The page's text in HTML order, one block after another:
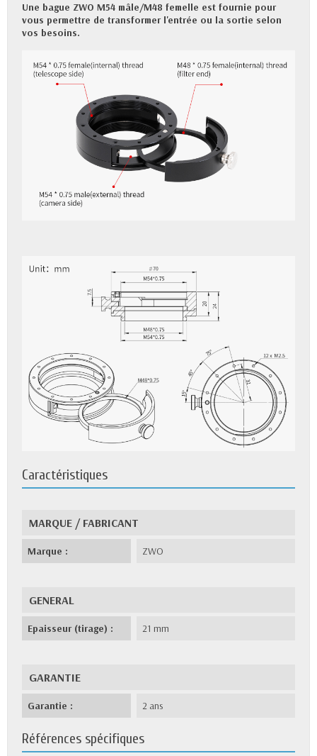
Une bague ZWO M54 mâle/M48 femelle est fournie pour
vous permettre de transformer l'entrée ou la sortie selon
vos besoins.
Caractéristiques
MARQUE / FABRICANT
Marque : ZWO
GENERAL
Epaisseur (tirage) : 21 mm
GARANTIE
Garantie : 2 ans
Références spécifiques